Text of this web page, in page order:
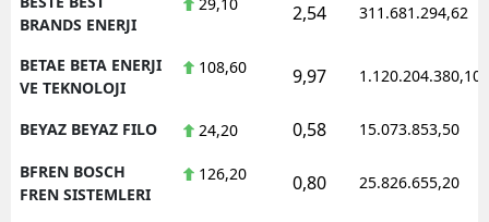
BRANDS ENERJI
2,54 311.681.294,62
BETAE BETA ENERJI
VE TEKNOLOJI
108,60 9,97 1.120.204.380,10
BEYAZ BEYAZ FILO 24,20 0,58 15.073.853,50
BFREN BOSCH
FREN SISTEMLERI
126,20 0,80 25.826.655,20